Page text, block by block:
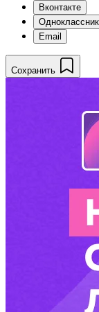
Вконтакте
Email
Сохранить